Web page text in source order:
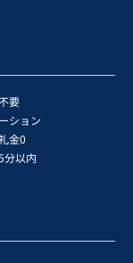
要
ション
金0
分以内